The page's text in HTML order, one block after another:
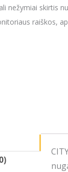
nežymiai skirtis
raiškos,